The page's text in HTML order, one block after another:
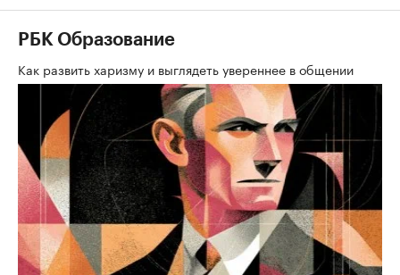
РБК Образование
Как развить харизму и выглядеть увереннее в общении